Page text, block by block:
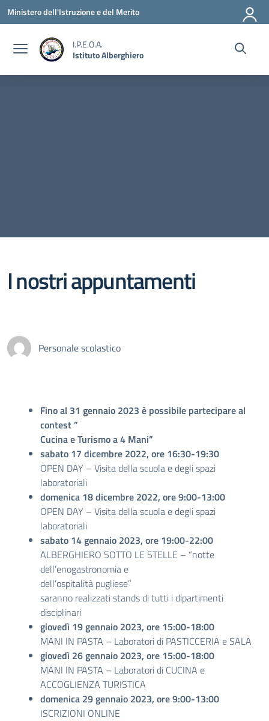
Vai ai contenuti
Vai al menu di navigazione
Vai al footer
Ministero dell'Istruzione e del Merito
I.P.E.O.A.
Istituto Alberghiero
I nostri appuntamenti
Personale scolastico
Fino al 31 gennaio 2023 è possibile partecipare al
contest ”
Cucina e Turismo a 4 Mani”
sabato 17 dicembre 2022, ore 16:30-19:30
OPEN DAY – Visita della scuola e degli spazi
laboratoriali
domenica 18 dicembre 2022, ore 9:00-13:00
OPEN DAY – Visita della scuola e degli spazi
laboratoriali
sabato 14 gennaio 2023, ore 19:00-22:00
ALBERGHIERO SOTTO LE STELLE – “notte
dell’enogastronomia e
dell’ospitalità pugliese”
saranno realizzati stands di tutti i dipartimenti
disciplinari
giovedì 19 gennaio 2023, ore 15:00-18:00
MANI IN PASTA – Laboratori di PASTICCERIA e SALA
giovedì 26 gennaio 2023, ore 15:00-18:00
MANI IN PASTA – Laboratori di CUCINA e
ACCOGLIENZA TURISTICA
domenica 29 gennaio 2023, ore 9:00-13:00
ISCRIZIONI ONLINE